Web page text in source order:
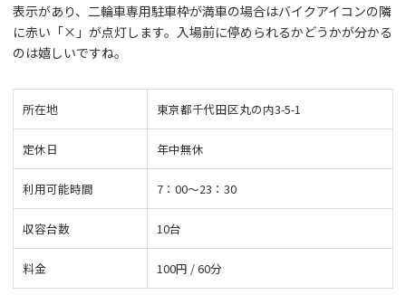
表示があり、二輪車専用駐車枠が満車の場合はバイクアイコンの隣
に赤い「×」が点灯します。入場前に停められるかどうかが分かる
のは嬉しいですね。
所在地 東京都千代田区丸の内3-5-1
定休日 年中無休
利用可能時間 7：00～23：30
収容台数 10台
料金 100円 / 60分